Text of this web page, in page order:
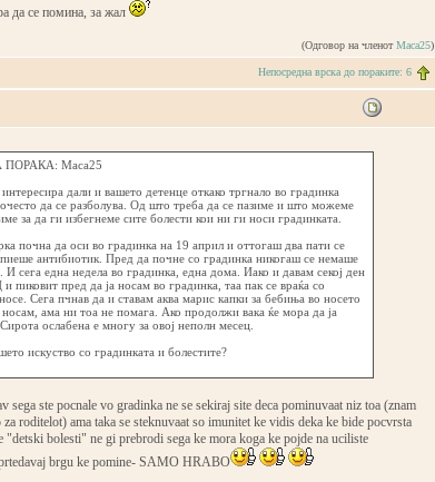
да се помина, за жал
(Одговор на членотMaca25)
Непосредна врска до пораките: 6
Maca25
дали и вашето детенце откако тргнало во градинка
да се разболува. Од што треба да се пазиме и што можеме
за да ги избегнеме сите болести кои ни ги носи градинката.
почна да оси во градинка на 19 април и оттогаш два пати се
антибиотик. Пред да почне со градинка никогаш се немаше
И сега една недела во градинка, една дома. Иако и давам секој ден
пиковит пред да ја носам во градинка, таа пак се враќа со
Сега пчнав да и ставам аква марис капки за бебиња во носето
носам, ама ни тоа не помага. Ако продолжи вака ќе мора да ја
ослабена е многу за овој неполн месец.
искуство со градинката и болестите?
sega ste pocnale vo gradinka ne se sekiraj site deca pominuvaat niz toa (znam
za roditelot) ama taka se steknuvaat so imunitet ke vidis deka ke bide pocvrsta
"detski bolesti" ne gi prebrodi sega ke mora koga ke pojde na uciliste
prtedavaj brgu ke pomine- SAMO HRABO